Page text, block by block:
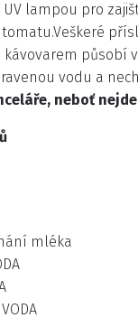
UV lampou pro
působí
vodu a
neboť
mléka